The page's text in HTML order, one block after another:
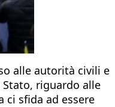
alle autorità civili e
Stato, riguardo alle
ci sfida ad essere